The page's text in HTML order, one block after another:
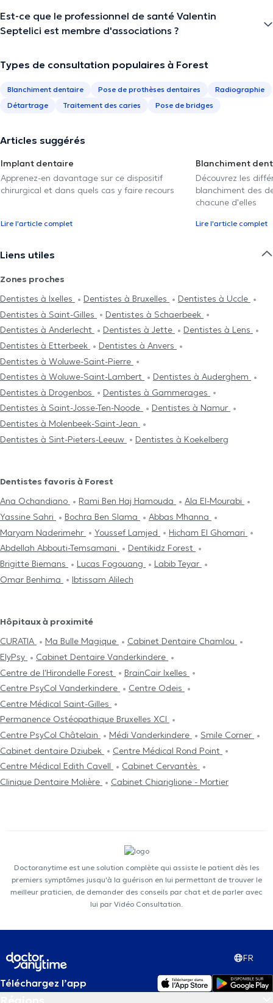
Est-ce que le professionnel de santé Valentin
Septelici est membre d'associations ?
Types de consultation populaires à Forest
Blanchiment dentaire Pose de prothèses dentaires
Radiographie
Détartrage
Traitement des caries Pose de bridges
Articles suggérés
Implant dentaire
Apprenez-en davantage sur ce dispositif
chirurgical et dans quels cas y faire recours
Lire l'article complet
Blanchiment
Découvrez les
blanchiment des
chacune d'elles
Lire l'article complet
Liens utiles
Zones proches
Dentistes à Ixelles
Dentistes à Bruxelles
Dentistes à Uccle
Dentistes à Saint-Gilles
Dentistes à Schaerbeek
Dentistes à Anderlecht
Dentistes à Jette
Dentistes à Lens
Dentistes à Etterbeek
Dentistes à Anvers
Dentistes à Woluwe-Saint-Pierre
Dentistes à Woluwe-Saint-Lambert
Dentistes à Auderghem
Dentistes à Drogenbos
Dentistes à Gammerages
Dentistes à Saint-Josse-Ten-Noode
Dentistes à Namur
Dentistes à Molenbeek-Saint-Jean
Dentistes à Sint-Pieters-Leeuw
Dentistes à Koekelberg
Dentistes favoris à Forest
Ana Ochandiano
Rami Ben Haj Hamouda
Ala El-Mourabi
Yassine Sahri
Bochra Ben Slama
Abbas Mhanna
Maryam Naderimehr
Youssef Lamjed
Hicham El Ghomari
Abdellah Abbouti-Temsamani
Dentikidz Forest
Brigitte Biemans
Lucas Fogouang
Labib Teyar
Omar Benhima
Ibtissam Alilech
Hôpitaux à proximité
CURATIA
Ma Bulle Magique
Cabinet Dentaire Chamlou
ElyPsy
Cabinet Dentaire Vanderkindere
Centre de l'Hirondelle Forest
BrainCair Ixelles
Centre PsyCol Vanderkindere
Centre Odeis
Centre Médical Saint-Gilles
Permanence Ostéopathique Bruxelles XCI
Centre PsyCol Châtelain
Médi Vanderkindere
Smile Corner
Cabinet dentaire Dziubek
Centre Médical Rond Point
Centre Médical Edith Cavell
Cabinet Cervantès
Clinique Dentaire Molière
Cabinet Chiariglione - Mortier
Doctoranytime est une solution complète qui assiste le patient dès les
premiers symptômes jusqu'à la guérison en lui permettant de trouver le
meilleur praticien, de demander des conseils par chat et de parler avec
lui par Vidéo Consultation.
FR
Téléchargez l’app